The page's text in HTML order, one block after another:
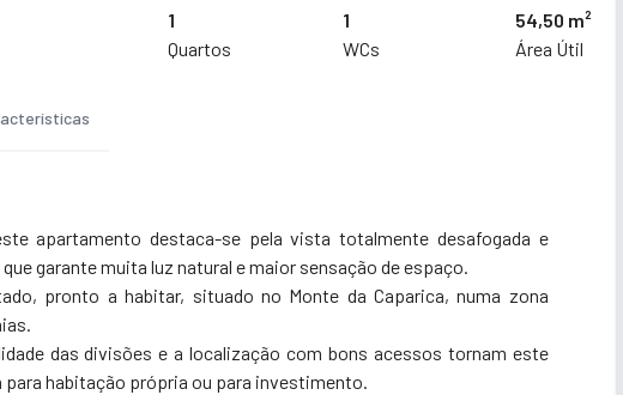
1
Quartos
1
WCs
54,50 m²
Área Útil
apartamento destaca-se pela vista totalmente desafogada e
garante muita luz natural e maior sensação de espaço.
pronto a habitar, situado no Monte da Caparica, numa zona
das divisões e a localização com bons acessos tornam este
habitação própria ou para investimento.